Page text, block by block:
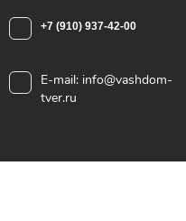
+7 (910) 937-42-00
E-mail: info@vashdom-
tver.ru